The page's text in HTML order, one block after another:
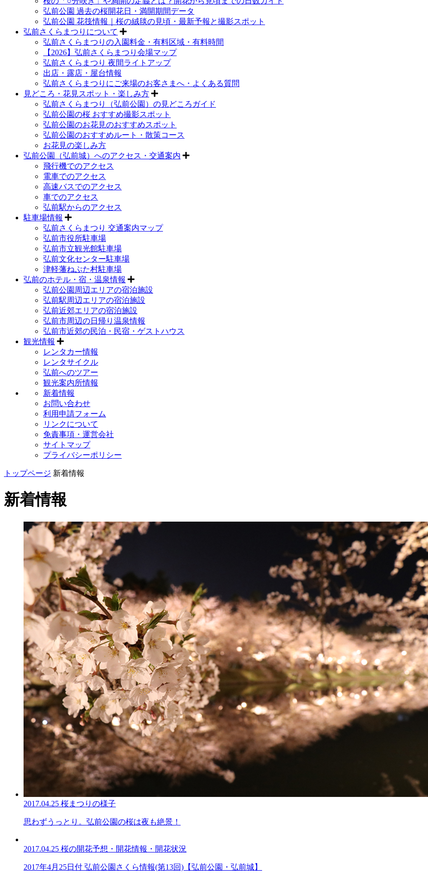
弘前公園 過去の桜開花日・満開期間データ
弘前公園 花筏情報｜桜の絨毯の見頃・最新予報と撮影スポット
弘前さくらまつりについて
弘前さくらまつりの入園料金・有料区域・有料時間
【2026】弘前さくらまつり会場マップ
弘前さくらまつり 夜間ライトアップ
出店・露店・屋台情報
弘前さくらまつりにご来場のお客さまへ・よくある質問
見どころ・花見スポット・楽しみ方
弘前さくらまつり（弘前公園）の見どころガイド
弘前公園の桜 おすすめ撮影スポット
弘前公園のお花見のおすすめスポット
弘前公園のおすすめルート・散策コース
お花見の楽しみ方
弘前公園（弘前城）へのアクセス・交通案内
飛行機でのアクセス
電車でのアクセス
高速バスでのアクセス
車でのアクセス
弘前駅からのアクセス
駐車場情報
弘前さくらまつり 交通案内マップ
弘前市役所駐車場
弘前市立観光館駐車場
弘前文化センター駐車場
津軽藩ねぷた村駐車場
弘前のホテル・宿・温泉情報
弘前公園周辺エリアの宿泊施設
弘前駅周辺エリアの宿泊施設
弘前近郊エリアの宿泊施設
弘前市周辺の日帰り温泉情報
弘前市近郊の民泊・民宿・ゲストハウス
観光情報
レンタカー情報
レンタサイクル
弘前へのツアー
観光案内所情報
新着情報
お問い合わせ
利用申請フォーム
リンクについて
免責事項・運営会社
サイトマップ
プライバシーポリシー
トップページ 新着情報
新着情報
2017.04.25 桜まつりの様子
思わずうっとり。弘前公園の桜は夜も絶景！
2017.04.25 桜の開花予想・開花情報・開花状況
2017年4月25日付 弘前公園さくら情報(第13回)【弘前公園・弘前城】